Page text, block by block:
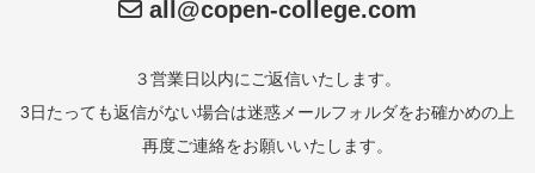
all@copen-college.com
３営業日以内にご返信いたします。
3日たっても返信がない場合は迷惑メールフォルダをお確かめの上
再度ご連絡をお願いいたします。